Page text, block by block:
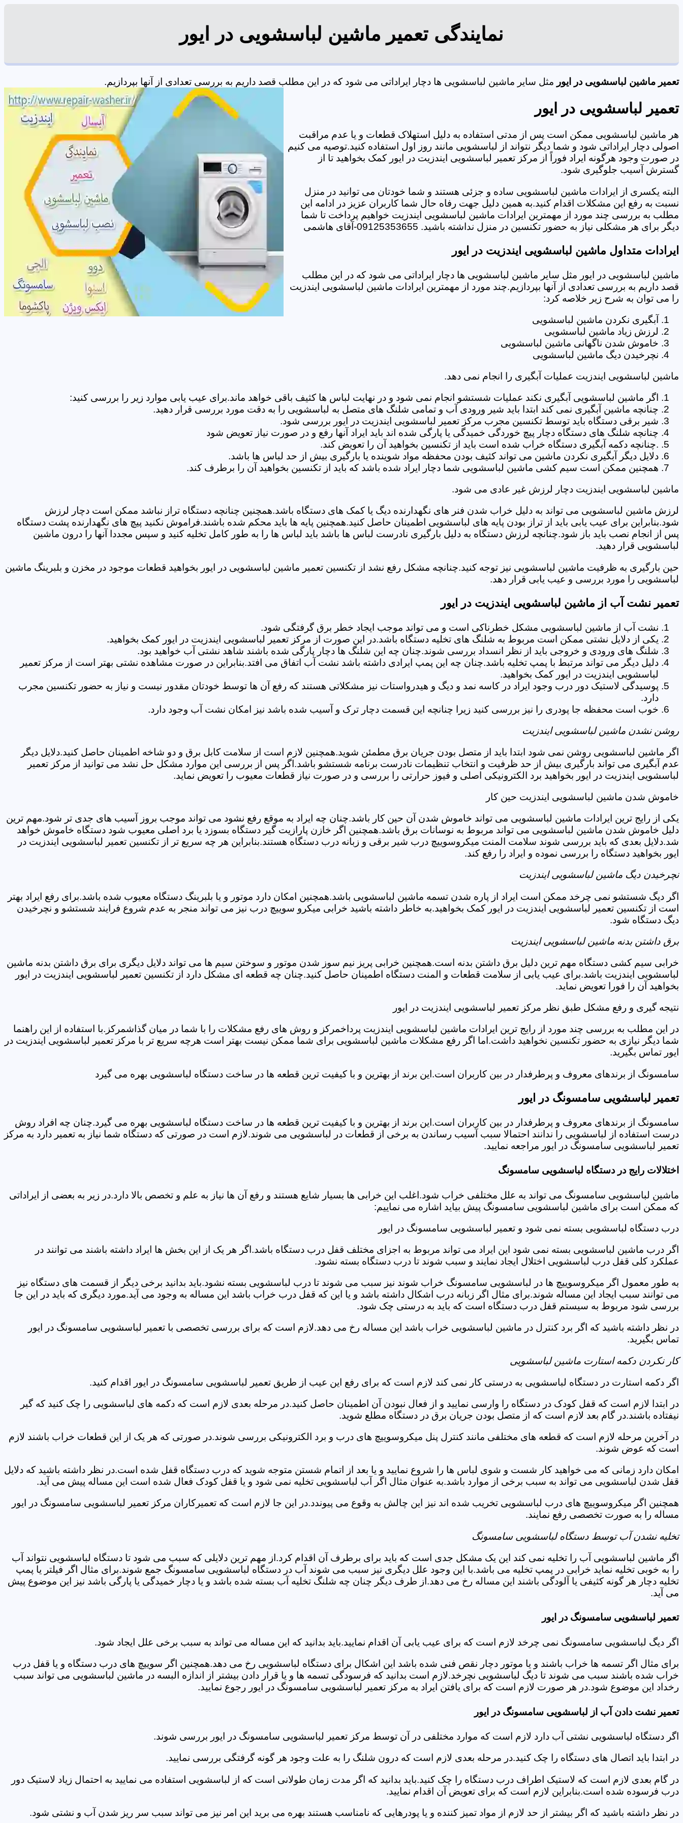
نمایندگی تعمیر ماشین لباسشویی در ایور
تعمیر ماشین لباسشویی در ایور مثل سایر ماشین لباسشویی ها دچار ایراداتی می شود که در این مطلب قصد داریم به بررسی تعدادی از آنها بپردازیم.
تعمیر لباسشویی در ایور
هر ماشین لباسشویی ممکن است پس از مدتی استفاده به دلیل استهلاک قطعات و یا عدم مراقبت
اصولی دچار ایراداتی شود و شما دیگر نتواند از لباسشویی مانند روز اول استفاده کنید.توصیه می کنیم
در صورت وجود هرگونه ایراد فوراً از مرکز تعمیر لباسشویی ایندزیت در ایور کمک بخواهید تا از
گسترش آسیب جلوگیری شود.
البته یکسری از ایرادات ماشین لباسشویی ساده و جزئی هستند و شما خودتان می توانید در منزل
نسبت به رفع این مشکلات اقدام کنید.به همین دلیل جهت رفاه حال شما کاربران عزیز در ادامه این
مطلب به بررسی چند مورد از مهمترین ایرادات ماشین لباسشویی ایندزیت خواهیم پرداخت تا شما
دیگر برای هر مشکلی نیاز به حضور تکنسین در منزل نداشته باشید. 09125353655-آقای هاشمی
ایرادات متداول ماشین لباسشویی ایندزیت در ایور
ماشین لباسشویی در ایور مثل سایر ماشین لباسشویی ها دچار ایراداتی می شود که در این مطلب
قصد داریم به بررسی تعدادی از آنها بپردازیم.چند مورد از مهمترین ایرادات ماشین لباسشویی ایندزیت
را می توان به شرح زیر خلاصه کرد:
آبگیری نکردن ماشین لباسشویی
لرزش زیاد ماشین لباسشویی
خاموش شدن ناگهانی ماشین لباسشویی
نچرخیدن دیگ ماشین لباسشویی
ماشین لباسشویی ایندزیت عملیات آبگیری را انجام نمی دهد.
اگر ماشین لباسشویی آبگیری نکند عملیات شستشو انجام نمی شود و در نهایت لباس ها کثیف باقی خواهد ماند.برای عیب یابی موارد زیر را بررسی کنید:
چنانچه ماشین آبگیری نمی کند ابتدا باید شیر ورودی آب و تمامی شلنگ های متصل به لباسشویی را به دقت مورد بررسی قرار دهید.
شیر برقی دستگاه باید توسط تکنسین مجرب مرکز تعمیر لباسشویی ایندزیت در ایور بررسی شود.
چنانچه شلنگ های دستگاه دچار پیچ خوردگی خمیدگی یا پارگی شده اند باید ایراد آنها رفع و در صورت نیاز تعویض شود
.چنانچه دکمه آبگیری دستگاه خراب شده است باید از تکنسین بخواهید آن را تعویض کند.
دلایل دیگر آبگیری نکردن ماشین می تواند کثیف بودن محفظه مواد شوینده یا بارگیری بیش از حد لباس ها باشد.
همچنین ممکن است سیم کشی ماشین لباسشویی شما دچار ایراد شده باشد که باید از تکنسین بخواهید آن را برطرف کند.
ماشین لباسشویی ایندزیت دچار لرزش غیر عادی می شود.
لرزش ماشین لباسشویی می تواند به دلیل خراب شدن فنر های نگهدارنده دیگ یا کمک های دستگاه باشد.همچنین چنانچه دستگاه تراز نباشد ممکن است دچار لرزش
شود.بنابراین برای عیب یابی باید از تراز بودن پایه های لباسشویی اطمینان حاصل کنید.همچنین پایه ها باید محکم شده باشند.فراموش نکنید پیچ های نگهدارنده پشت دستگاه
پس از انجام نصب باید باز شود.چنانچه لرزش دستگاه به دلیل بارگیری نادرست لباس ها باشد باید لباس ها را به طور کامل تخلیه کنید و سپس مجددا آنها را درون ماشین
لباسشویی قرار دهید.
حین بارگیری به ظرفیت ماشین لباسشویی نیز توجه کنید.چنانچه مشکل رفع نشد از تکنسین تعمیر ماشین لباسشویی در ایور بخواهید قطعات موجود در مخزن و بلبرینگ ماشین
لباسشویی را مورد بررسی و عیب یابی قرار دهد.
تعمیر نشت آب از ماشین لباسشویی ایندزیت در ایور
نشت آب از ماشین لباسشویی مشکل خطرناکی است و می تواند موجب ایجاد خطر برق گرفتگی شود.
یکی از دلایل نشتی ممکن است مربوط به شلنگ های تخلیه دستگاه باشد.در این صورت از مرکز تعمیر لباسشویی ایندزیت در ایور کمک بخواهید.
شلنگ های ورودی و خروجی باید از نظر انسداد بررسی شوند.چنان چه این شلنگ ها دچار پارگی شده باشند شاهد نشتی آب خواهید بود.
دلیل دیگر می تواند مرتبط با پمپ تخلیه باشد.چنان چه این پمپ ایرادی داشته باشد نشت آب اتفاق می افتد.بنابراین در صورت مشاهده نشتی بهتر است از مرکز تعمیر
لباسشویی ایندزیت در ایور کمک بخواهید.
پوسیدگی لاستیک دور درب وجود ایراد در کاسه نمد و دیگ و هیدرواستات نیز مشکلاتی هستند که رفع آن ها توسط خودتان مقدور نیست و نیاز به حضور تکنسین مجرب
دارد.
خوب است محفظه جا پودری را نیز بررسی کنید زیرا چنانچه این قسمت دچار ترک و آسیب شده باشد نیز امکان نشت آب وجود دارد.
روشن نشدن ماشین لباسشویی ایندزیت
اگر ماشین لباسشویی روشن نمی شود ابتدا باید از متصل بودن جریان برق مطمئن شوید.همچنین لازم است از سلامت کابل برق و دو شاخه اطمینان حاصل کنید.دلایل دیگر
عدم آبگیری می تواند بارگیری بیش از حد ظرفیت و انتخاب تنظیمات نادرست برنامه شستشو باشد.اگر پس از بررسی این موارد مشکل حل نشد می توانید از مرکز تعمیر
لباسشویی ایندزیت در ایور بخواهید برد الکترونیکی اصلی و فیوز حرارتی را بررسی و در صورت نیاز قطعات معیوب را تعویض نماید.
خاموش شدن ماشین لباسشویی ایندزیت حین کار
یکی از رایج ترین ایرادات ماشین لباسشویی می تواند خاموش شدن آن حین کار باشد.چنان چه ایراد به موقع رفع نشود می تواند موجب بروز آسیب های جدی تر شود.مهم ترین
دلیل خاموش شدن ماشین لباسشویی می تواند مربوط به نوسانات برق باشد.همچنین اگر خازن پارازیت گیر دستگاه بسوزد یا برد اصلی معیوب شود دستگاه خاموش خواهد
شد.دلایل بعدی که باید بررسی شوند سلامت المنت میکروسوییچ درب شیر برقی و زبانه درب دستگاه هستند.بنابراین هر چه سریع تر از تکنسین تعمیر لباسشویی ایندزیت در
ایور بخواهید دستگاه را بررسی نموده و ایراد را رفع کند.
نچرخیدن دیگ ماشین لباسشویی ایندزیت
اگر دیگ شستشو نمی چرخد ممکن است ایراد از پاره شدن تسمه ماشین لباسشویی باشد.همچنین امکان دارد موتور و یا بلبرینگ دستگاه معیوب شده باشد.برای رفع ایراد بهتر
است از تکنسین تعمیر لباسشویی ایندزیت در ایور کمک بخواهید.به خاطر داشته باشید خرابی میکرو سوییچ درب نیز می تواند منجر به عدم شروع فرایند شستشو و نچرخیدن
دیگ دستگاه شود.
برق داشتن بدنه ماشین لباسشویی ایندزیت
خرابی سیم کشی دستگاه مهم ترین دلیل برق داشتن بدنه است.همچنین خرابی پریز نیم سوز شدن موتور و سوختن سیم ها می تواند دلایل دیگری برای برق داشتن بدنه ماشین
لباسشویی ایندزیت باشد.برای عیب یابی از سلامت قطعات و المنت دستگاه اطمینان حاصل کنید.چنان چه قطعه ای مشکل دارد از تکنسین تعمیر لباسشویی ایندزیت در ایور
بخواهید آن را فورا تعویض نماید.
نتیجه گیری و رفع مشکل طبق نظر مرکز تعمیر لباسشویی ایندزیت در ایور
در این مطلب به بررسی چند مورد از رایج ترین ایرادات ماشین لباسشویی ایندزیت پرداخمرکز و روش های رفع مشکلات را با شما در میان گذاشمرکز.با استفاده از این راهنما
شما دیگر نیازی به حضور تکنسین نخواهید داشت.اما اگر رفع مشکلات ماشین لباسشویی برای شما ممکن نیست بهتر است هرچه سریع تر با مرکز تعمیر لباسشویی ایندزیت در
ایور تماس بگیرید.
سامسونگ از برندهای معروف و پرطرفدار در بین کاربران است.این برند از بهترین و با کیفیت ترین قطعه ها در ساخت دستگاه لباسشویی بهره می گیرد
تعمیر لباسشویی سامسونگ در ایور
سامسونگ از برندهای معروف و پرطرفدار در بین کاربران است.این برند از بهترین و با کیفیت ترین قطعه ها در ساخت دستگاه لباسشویی بهره می گیرد.چنان چه افراد روش
درست استفاده از لباسشویی را ندانند احتمالا سبب آسیب رساندن به برخی از قطعات در لباسشویی می شوند.لازم است در صورتی که دستگاه شما نیاز به تعمیر دارد به مرکز
تعمیر لباسشویی سامسونگ در ایور مراجعه نمایید.
اختلالات رایج در دستگاه لباسشویی سامسونگ
ماشین لباسشویی سامسونگ می تواند به علل مختلفی خراب شود.اغلب این خرابی ها بسیار شایع هستند و رفع آن ها نیاز به علم و تخصص بالا دارد.در زیر به بعضی از ایراداتی
که ممکن است برای ماشین لباسشویی سامسونگ پیش بیاید اشاره می نماییم:
درب دستگاه لباسشویی بسته نمی شود و تعمیر لباسشویی سامسونگ در ایور
اگر درب ماشین لباسشویی بسته نمی شود این ایراد می تواند مربوط به اجزای مختلف قفل درب دستگاه باشد.اگر هر یک از این بخش ها ایراد داشته باشند می توانند در
عملکرد کلی قفل درب لباسشویی اختلال ایجاد نمایند و سبب شوند تا درب دستگاه بسته نشود.
به طور معمول اگر میکروسوییچ ها در لباسشویی سامسونگ خراب شوند نیز سبب می شوند تا درب لباسشویی بسته نشود.باید بدانید برخی دیگر از قسمت های دستگاه نیز
می توانند سبب ایجاد این مساله شوند.برای مثال اگر زبانه درب اشکال داشته باشد و یا این که قفل درب خراب باشد این مساله به وجود می آید.مورد دیگری که باید در این جا
بررسی شود مربوط به سیستم قفل درب دستگاه است که باید به درستی چک شود.
در نظر داشته باشید که اگر برد کنترل در ماشین لباسشویی خراب باشد این مساله رخ می دهد.لازم است که برای بررسی تخصصی با تعمیر لباسشویی سامسونگ در ایور
تماس بگیرید.
کار نکردن دکمه استارت ماشین لباسشویی
اگر دکمه استارت در دستگاه لباسشویی به درستی کار نمی کند لازم است که برای رفع این عیب از طریق تعمیر لباسشویی سامسونگ در ایور اقدام کنید.
در ابتدا لازم است که قفل کودک در دستگاه را وارسی نمایید و از فعال نبودن آن اطمینان حاصل کنید.در مرحله بعدی لازم است که دکمه های لباسشویی را چک کنید که گیر
نیفتاده باشند.در گام بعد لازم است که از متصل بودن جریان برق در دستگاه مطلع شوید.
در آخرین مرحله لازم است که قطعه های مختلفی مانند کنترل پنل میکروسوییچ های درب و برد الکترونیکی بررسی شوند.در صورتی که هر یک از این قطعات خراب باشند لازم
است که عوض شوند.
امکان دارد زمانی که می خواهید کار شست و شوی لباس ها را شروع نمایید و یا بعد از اتمام شستن متوجه شوید که درب دستگاه قفل شده است.در نظر داشته باشید که دلایل
قفل شدن لباسشویی می تواند به سبب برخی از موارد باشد.به عنوان مثال اگر آب لباسشویی تخلیه نمی شود و یا قفل کودک فعال شده است این مساله پیش می آید.
همچنین اگر میکروسوییچ های درب لباسشویی تخریب شده اند نیز این چالش به وقوع می پیوندد.در این جا لازم است که تعمیرکاران مرکز تعمیر لباسشویی سامسونگ در ایور
مساله را به صورت تخصصی رفع نمایند.
تخلیه نشدن آب توسط دستگاه لباسشویی سامسونگ
اگر ماشین لباسشویی آب را تخلیه نمی کند این یک مشکل جدی است که باید برای برطرف آن اقدام کرد.از مهم ترین دلایلی که سبب می شود تا دستگاه لباسشویی نتواند آب
را به خوبی تخلیه نماید خرابی در پمپ تخلیه می باشد.با این وجود علل دیگری نیز سبب می شوند آب در دستگاه لباسشویی سامسونگ جمع شوند.برای مثال اگر فیلتر یا پمپ
تخلیه دچار هر گونه کثیفی یا آلودگی باشند این مساله رخ می دهد.از طرف دیگر چنان چه شلنگ تخلیه آب بسته شده باشد و یا دچار خمیدگی یا پارگی باشد نیز این موضوع پیش
می آید.
تعمیر لباسشویی سامسونگ در ایور
اگر دیگ لباسشویی سامسونگ نمی چرخد لازم است که برای عیب یابی آن اقدام نمایید.باید بدانید که این مساله می تواند به سبب برخی علل ایجاد شود.
برای مثال اگر تسمه ها خراب باشند و یا موتور دچار نقص فنی شده باشد این اشکال برای دستگاه لباسشویی رخ می دهد.همچنین اگر سوییچ های درب دستگاه و یا قفل درب
خراب شده باشند سبب می شوند تا دیگ لباسشویی نچرخد.لازم است بدانید که فرسودگی تسمه ها و یا قرار دادن بیشتر از اندازه البسه در ماشین لباسشویی می تواند سبب
رخداد این موضوع شود.در هر صورت لازم است که برای یافتن ایراد به مرکز تعمیر لباسشویی سامسونگ در ایور رجوع نمایید.
تعمیر نشت دادن آب از لباسشویی سامسونگ در ایور
اگر دستگاه لباسشویی نشتی آب دارد لازم است که موارد مختلفی در آن توسط مرکز تعمیر لباسشویی سامسونگ در ایور بررسی شوند.
در ابتدا باید اتصال های دستگاه را چک کنید.در مرحله بعدی لازم است که درون شلنگ را به علت وجود هر گونه گرفتگی بررسی نمایید.
در گام بعدی لازم است که لاستیک اطراف درب دستگاه را چک کنید.باید بدانید که اگر مدت زمان طولانی است که از لباسشویی استفاده می نمایید به احتمال زیاد لاستیک دور
درب فرسوده شده است.بنابراین لازم است که برای تعویض آن اقدام نمایید.
در نظر داشته باشید که اگر بیشتر از حد لازم از مواد تمیز کننده و یا پودرهایی که نامناسب هستند بهره می برید این امر نیز می تواند سبب سر ریز شدن آب و نشتی شود.